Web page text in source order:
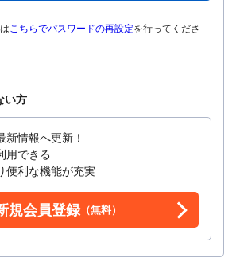
こちらでパスワードの再設定を行ってくださ
い方
新情報へ更新！
用できる
便利な機能が充実
規会員登録（無料）